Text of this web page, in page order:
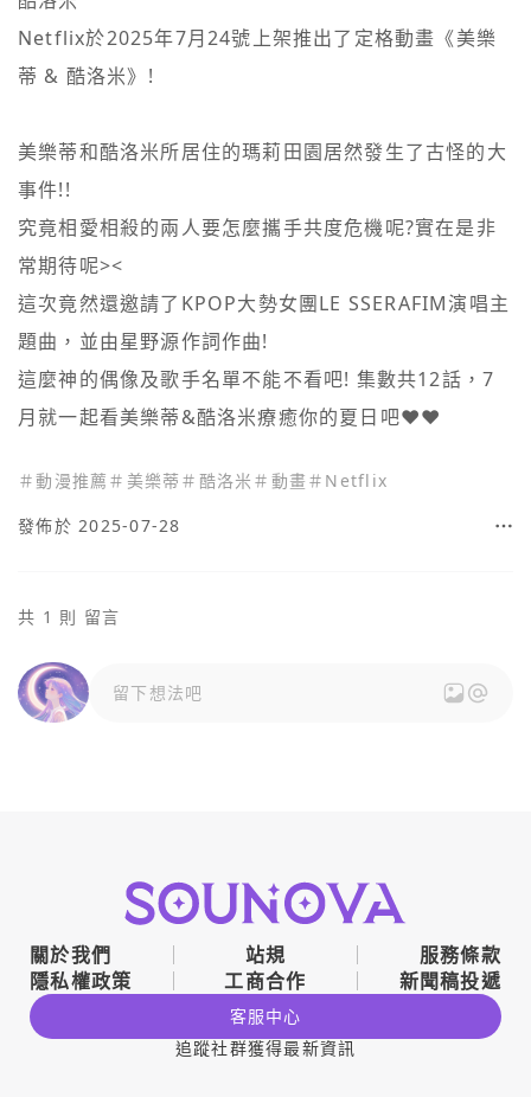
Netflix於2025年7月24號上架推出了定格動畫《美樂
蒂 & 酷洛米》!
美樂蒂和酷洛米所居住的瑪莉田園居然發生了古怪的大
事件!!
究竟相愛相殺的兩人要怎麼攜手共度危機呢?實在是非
常期待呢><
這次竟然還邀請了KPOP大勢女團LE SSERAFIM演唱主
題曲，並由星野源作詞作曲!
這麼神的偶像及歌手名單不能不看吧! 集數共12話，7
月就一起看美樂蒂&酷洛米療癒你的夏日吧❤️❤️
＃動漫推薦 ＃ 美樂蒂 ＃ 酷洛米 ＃ 動畫 ＃ Netflix
發佈於 2025-07-28
共 1 則 留言
留下想法吧
關於我們 站規
服務條款
隱私權政策
工商合作 新聞稿投遞
客服中心
追蹤社群獲得最新資訊